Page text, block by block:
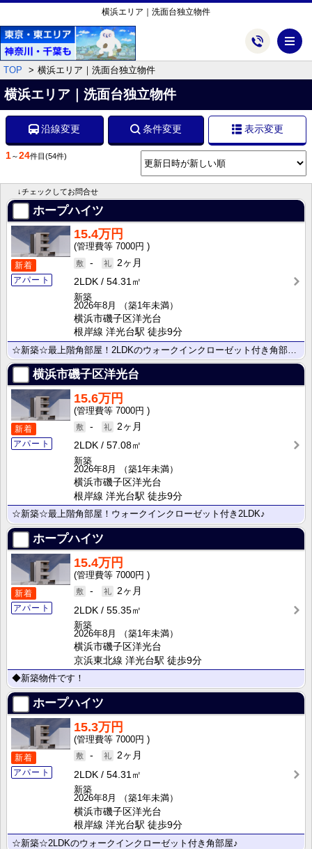
横浜エリア｜洗面台独立物件
TOP 横浜エリア｜洗面台独立物件
横浜エリア｜洗面台独立物件
沿線変更 条件変更 表示変更
1～24件目 (54件)
↓チェックしてお問合せ
ホープハイツ
新着
アパート
15.4万円
7000円
-
2ヶ月
2LDK
54.31㎡
新築
2026年8月
（築1年未満）
横浜市磯子区洋光台
根岸線 洋光台駅 徒歩9分
☆新築☆最上階角部屋！2LDKのウォークインクローゼット付き角部屋♪
横浜市磯子区洋光台
新着
アパート
15.6万円
7000円
-
2ヶ月
2LDK
57.08㎡
新築
2026年8月
（築1年未満）
横浜市磯子区洋光台
根岸線 洋光台駅 徒歩9分
☆新築☆最上階角部屋！ウォークインクローゼット付き2LDK♪
ホープハイツ
新着
アパート
15.4万円
7000円
-
2ヶ月
2LDK
55.35㎡
新築
2026年8月
（築1年未満）
横浜市磯子区洋光台
京浜東北線 洋光台駅 徒歩9分
◆新築物件です！
ホープハイツ
新着
アパート
15.3万円
7000円
-
2ヶ月
2LDK
54.31㎡
新築
2026年8月
（築1年未満）
横浜市磯子区洋光台
根岸線 洋光台駅 徒歩9分
☆新築☆2LDKのウォークインクローゼット付き角部屋♪